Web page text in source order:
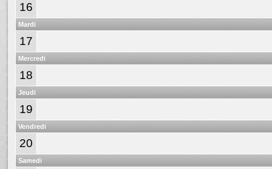
16
Mardi
17
Mercredi
18
Jeudi
19
Vendredi
20
Samedi